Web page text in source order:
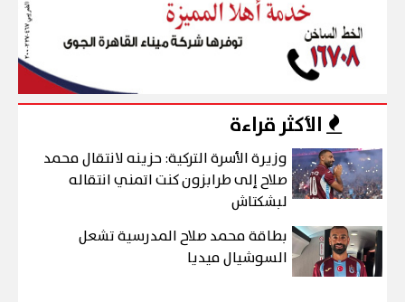
الأكثر قراءة
وزيرة الأسرة التركية: حزينه لانتقال محمد
صلاح إلى طرابزون كنت اتمني انتقاله
لبشكتاش
بطاقة محمد صلاح المدرسية تشعل
السوشيال ميديا